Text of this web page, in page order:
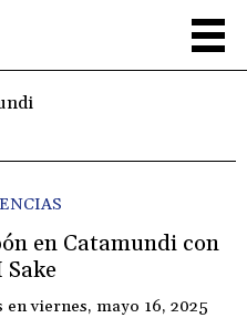
en Catamundi con
enviernes, mayo 16, 2025